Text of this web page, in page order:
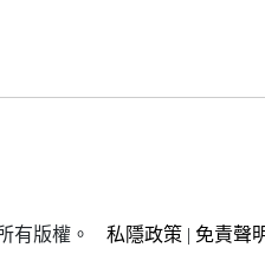
有版權。 私隱政策 | 免責聲